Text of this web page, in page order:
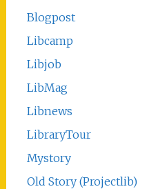
Blogpost
Libcamp
Libjob
LibMag
Libnews
LibraryTour
Mystory
Old Story (Projectlib)